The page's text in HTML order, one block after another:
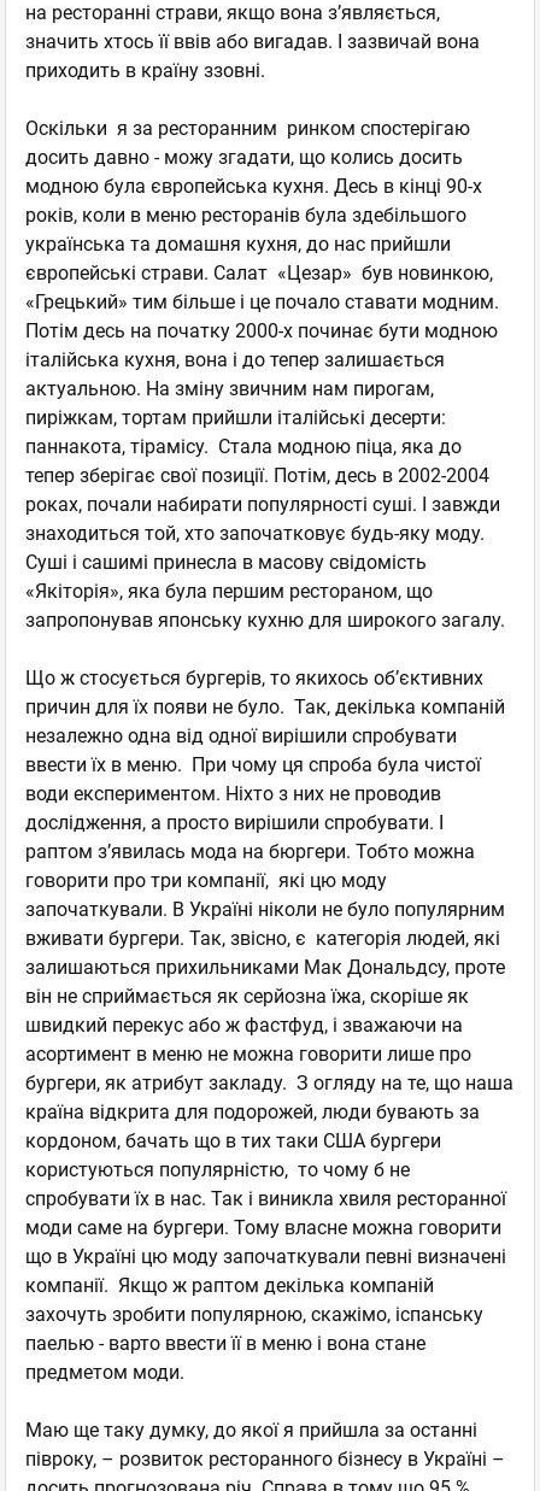
на ресторанні страви, якщо вона з’являється,
значить хтось її ввів або вигадав. І зазвичай вона
приходить в країну ззовні.
Оскільки я за ресторанним ринком спостерігаю
досить давно - можу згадати, що колись досить
модною була європейська кухня. Десь в кінці 90-х
років, коли в меню ресторанів була здебільшого
українська та домашня кухня, до нас прийшли
європейські страви. Салат «Цезар» був новинкою,
«Грецький» тим більше і це почало ставати модним.
Потім десь на початку 2000-х починає бути модною
італійська кухня, вона і до тепер залишається
актуальною. На зміну звичним нам пирогам,
пиріжкам, тортам прийшли італійські десерти:
паннакота, тірамісу. Стала модною піца, яка до
тепер зберігає свої позиції. Потім, десь в 2002-2004
роках, почали набирати популярності суші. І завжди
знаходиться той, хто започатковує будь-яку моду.
Суші і сашимі принесла в масову свідомість
«Якіторія», яка була першим рестораном, що
запропонував японську кухню для широкого загалу.
Що ж стосується бургерів, то якихось об’єктивних
причин для їх появи не було. Так, декілька компаній
незалежно одна від одної вирішили спробувати
ввести їх в меню. При чому ця спроба була чистої
води експериментом. Ніхто з них не проводив
дослідження, а просто вирішили спробувати. І
раптом з’явилась мода на бюргери. Тобто можна
говорити про три компанії, які цю моду
започаткували. В Україні ніколи не було популярним
вживати бургери. Так, звісно, є категорія людей, які
залишаються прихильниками Мак Дональдсу, проте
він не сприймається як серйозна їжа, скоріше як
швидкий перекус або ж фастфуд, і зважаючи на
асортимент в меню не можна говорити лише про
бургери, як атрибут закладу. З огляду на те, що наша
країна відкрита для подорожей, люди бувають за
кордоном, бачать що в тих таки США бургери
користуються популярністю, то чому б не
спробувати їх в нас. Так і виникла хвиля ресторанної
моди саме на бургери. Тому власне можна говорити
що в Україні цю моду започаткували певні визначені
компанії. Якщо ж раптом декілька компаній
захочуть зробити популярною, скажімо, іспанську
паелью - варто ввести її в меню і вона стане
предметом моди.
Маю ще таку думку, до якої я прийшла за останні
півроку, – розвиток ресторанного бізнесу в Україні –